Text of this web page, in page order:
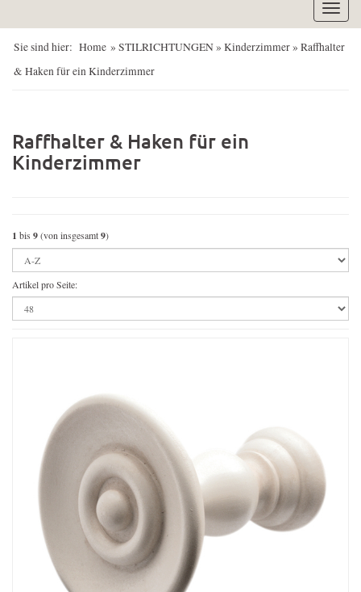
Sie sind hier: Home » STILRICHTUNGEN» Kinderzimmer» Raffhalter
& Haken für ein Kinderzimmer
Raffhalter & Haken für ein
Kinderzimmer
1 bis 9(von insgesamt9)
Artikel pro Seite: